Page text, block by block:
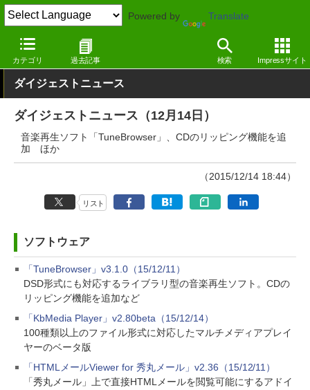
Powered by Translate
カテゴリ 過去記事 検索 Impressサイト
窓の杜 その他の話題 アップデート
ダイジェストニュース
ダイジェストニュース（12月14日）
音楽再生ソフト「TuneBrowser」、CDのリッピング機能を追
加 ほか
（2015/12/14 18:44）
リスト
ソフトウェア
「TuneBrowser」v3.1.0（15/12/11）
DSD形式にも対応するライブラリ型の音楽再生ソフト。CDの
リッピング機能を追加など
「KbMedia Player」v2.80beta（15/12/14）
100種類以上のファイル形式に対応したマルチメディアプレイ
ヤーのベータ版
「HTMLメールViewer for 秀丸メール」v2.36（15/12/11）
「秀丸メール」上で直接HTMLメールを閲覧可能にするアドイ